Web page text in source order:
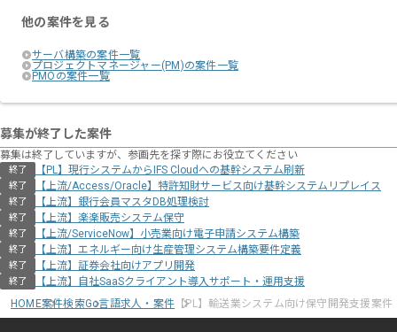
他の案件を見る
サーバ構築の案件一覧
プロジェクトマネージャー(PM)の案件一覧
PMOの案件一覧
募集が終了した案件
募集は終了していますが、参画先を探す際にお役立てください
終了 【PL】現行システムからIFS Cloudへの基幹システム刷新
終了 【上流/Access/Oracle】特許知財サービス向け基幹システムリプレイス
終了 【上流】銀行会員マスタDB処理検討
終了 【上流】楽楽販売システム保守
終了 【上流/ServiceNow】小売業向け電子申請システム構築
終了 【上流】エネルギー向け生産管理システム構築要件定義
終了 【上流】証券会社向けアプリ開発
終了
【上流】自社SaaSクライアント導入サポート・運用支援
HOME案件検索Go言語求人・案件 【PL】輸送業システム向け保守開発支援案件